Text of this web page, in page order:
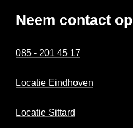
Neem contact op
085 - 201 45 17
Locatie Eindhoven
Locatie Sittard